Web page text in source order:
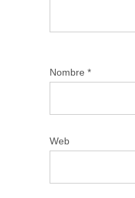
Nombre *
Web